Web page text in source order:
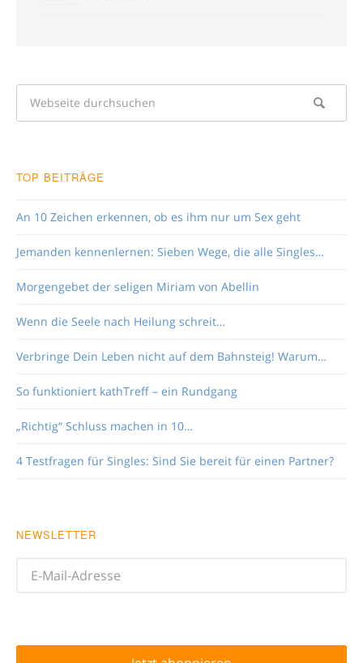
TOP BEITRÄGE
An 10 Zeichen erkennen, ob es ihm nur um Sex geht
Jemanden kennenlernen: Sieben Wege, die alle Singles…
Morgengebet der seligen Miriam von Abellin
Wenn die Seele nach Heilung schreit…
Verbringe Dein Leben nicht auf dem Bahnsteig! Warum…
So funktioniert kathTreff – ein Rundgang
„Richtig“ Schluss machen in 10…
4 Testfragen für Singles: Sind Sie bereit für einen Partner?
NEWSLETTER